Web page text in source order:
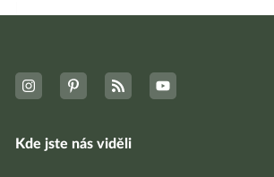
Kde jste nás viděli